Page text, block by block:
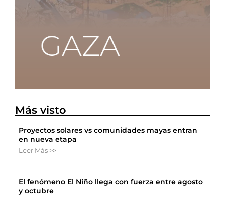
Más visto
Proyectos solares vs comunidades mayas entran
en nueva etapa
Leer Más >>
El fenómeno El Niño llega con fuerza entre agosto
y octubre